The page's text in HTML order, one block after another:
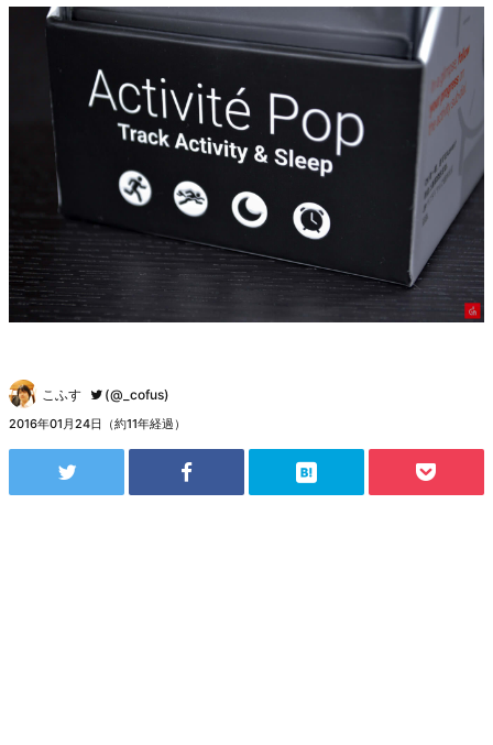
こふす (@_cofus)
2016年01月24日（約11年経過）